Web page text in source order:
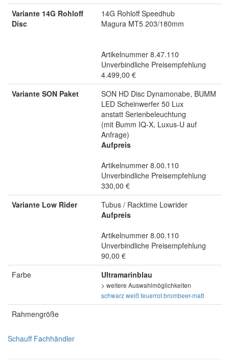
Variante 14G Rohloff
Disc
14G Rohloff Speedhub
Magura MT5 203/180mm
Artikelnummer 8.47.110
Unverbindliche Preisempfehlung
4.499,00 €
Variante SON Paket
SON HD Disc Dynamonabe, BUMM
LED Scheinwerfer 50 Lux
anstatt Serienbeleuchtung
(mit Bumm IQ-X, Luxus-U auf
Anfrage)
Aufpreis
Artikelnummer 8.00.110
Unverbindliche Preisempfehlung
330,00 €
Variante Low Rider
Tubus / Racktime Lowrider
Aufpreis
Artikelnummer 8.00.110
Unverbindliche Preisempfehlung
90,00 €
Farbe
Ultramarinblau
> weitere Auswahlmöglichkeiten
schwarzweißfeuerrotbrombeer-matt
Rahmengröße
Schauff Fachhändler